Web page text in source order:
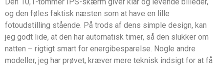
og den føles faktisk næsten som at have en lille
fotoudstilling stående. På trods af dens simple design, kan
jeg godt lide, at den har automatisk timer, så den slukker om
natten – rigtigt smart for energibesparelse. Nogle andre
modeller, jeg har prøvet, kræver mere teknisk indsigt for at få